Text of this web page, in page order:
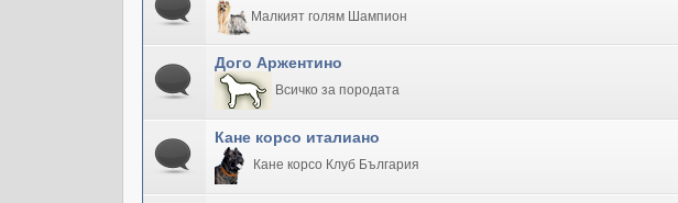
Малкият голям Шампион
Дого Аржентино
Всичко за породата
Кане корсо италиано
Кане корсо Клуб България